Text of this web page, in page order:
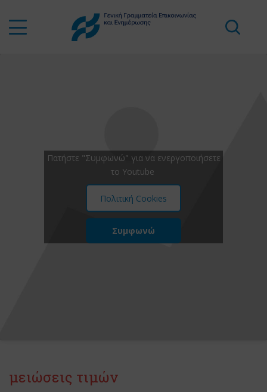
Πατήστε "Συμφωνώ" για να ενεργοποιήσετε
το Youtube
Πολιτική Cookies
Συμφωνώ
μειώσεις τιμών